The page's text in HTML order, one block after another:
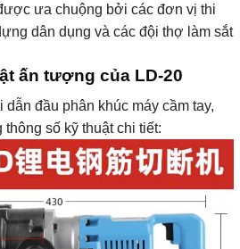
ưa chuộng bởi các đơn vị thi
dân dụng và các đội thợ làm sắt
ấn tượng của LD-20
đầu phân khúc máy cầm tay,
số kỹ thuật chi tiết: